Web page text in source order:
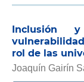
Inclusión
rol de las
Joaquín Gairín